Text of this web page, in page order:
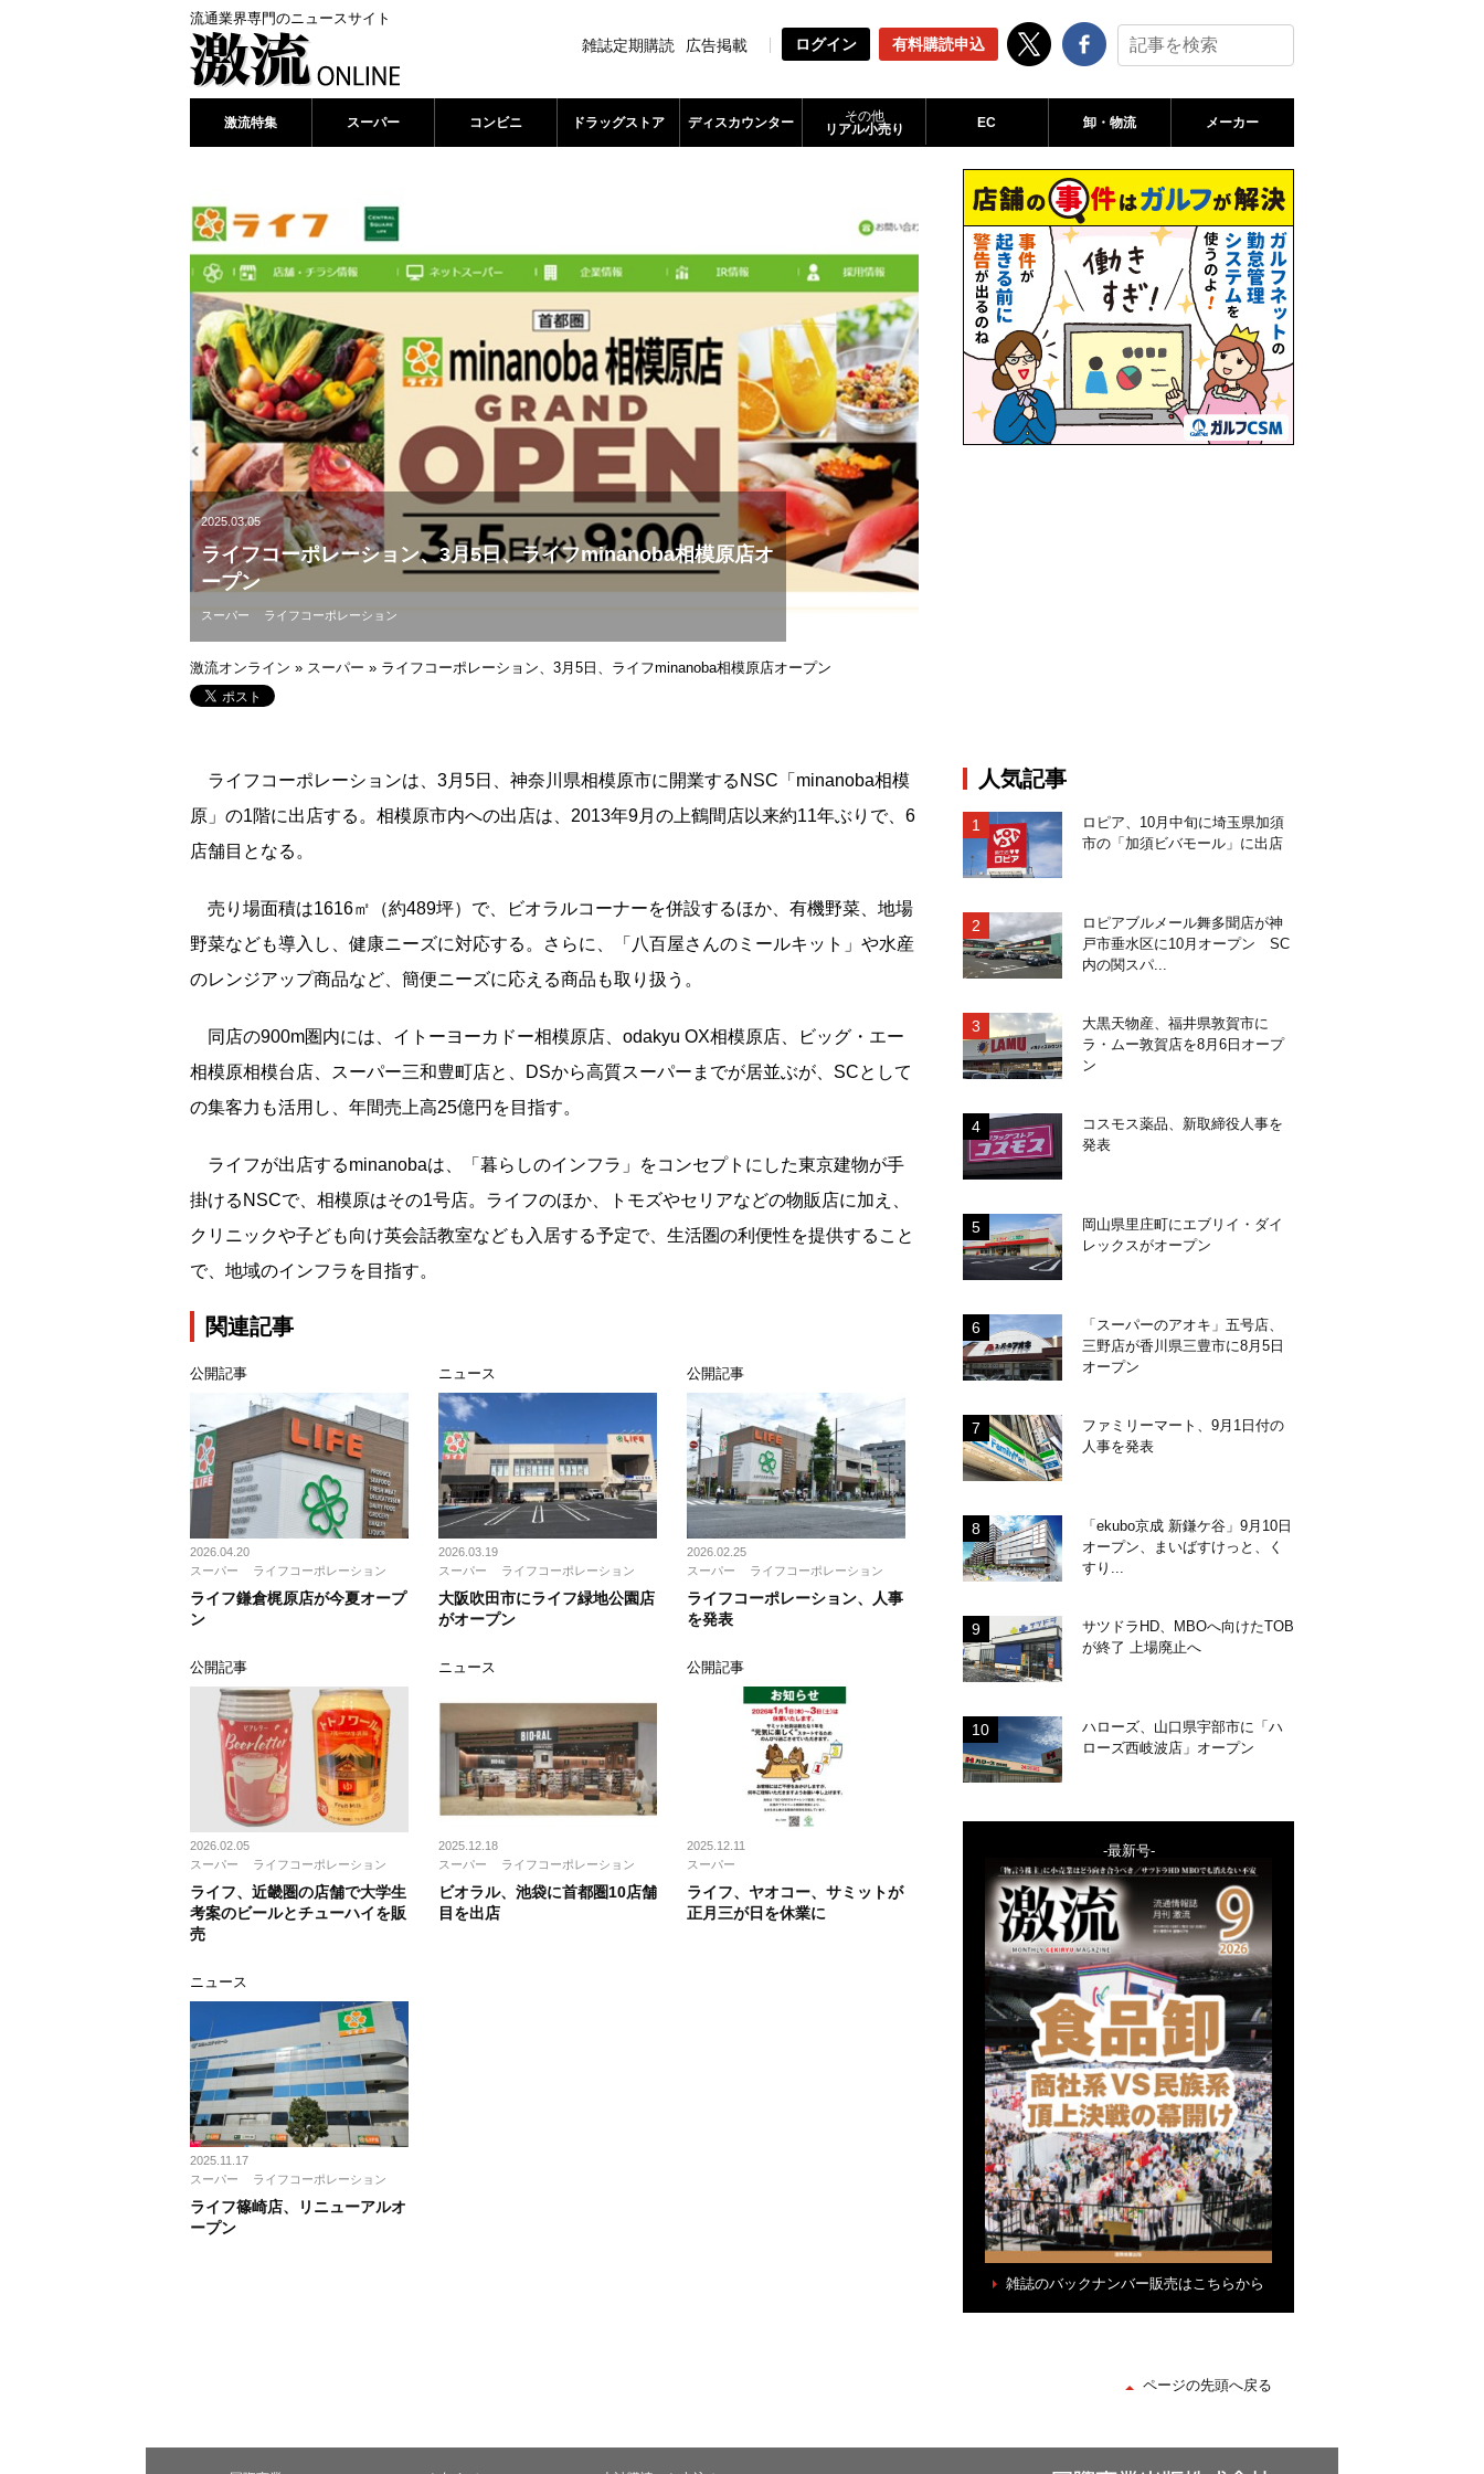
流通業界専門のニュースサイト
雑誌定期購読 広告掲載 ログイン 有料購読申込
激流特集 スーパー コンビニ ドラッグストア ディスカウンター
その他
リアル小売り
EC 卸・物流 メーカー
2025.03.05
ライフコーポレーション、3月5日、ライフminanoba相模原店オ
ープン
スーパー ライフコーポレーション
激流オンライン » スーパー » ライフコーポレーション、3月5日、ライフminanoba相模原店オープン
ライフコーポレーションは、3月5日、神奈川県相模原市に開業するNSC「minanoba相模
原」の1階に出店する。相模原市内への出店は、2013年9月の上鶴間店以来約11年ぶりで、6
店舗目となる。
売り場面積は1616㎡（約489坪）で、ビオラルコーナーを併設するほか、有機野菜、地場
野菜なども導入し、健康ニーズに対応する。さらに、「八百屋さんのミールキット」や水産
のレンジアップ商品など、簡便ニーズに応える商品も取り扱う。
同店の900m圏内には、イトーヨーカドー相模原店、odakyu OX相模原店、ビッグ・エー
相模原相模台店、スーパー三和豊町店と、DSから高質スーパーまでが居並ぶが、SCとして
の集客力も活用し、年間売上高25億円を目指す。
ライフが出店するminanobaは、「暮らしのインフラ」をコンセプトにした東京建物が手
掛けるNSCで、相模原はその1号店。ライフのほか、トモズやセリアなどの物販店に加え、
クリニックや子ども向け英会話教室なども入居する予定で、生活圏の利便性を提供すること
で、地域のインフラを目指す。
関連記事
公開記事
2026.04.20
スーパー
ライフコーポレーション
ライフ鎌倉梶原店が今夏オープ
ン
ニュース
2026.03.19
スーパー
ライフコーポレーション
大阪吹田市にライフ緑地公園店
がオープン
公開記事
2026.02.25
スーパー
ライフコーポレーション
ライフコーポレーション、人事
を発表
公開記事
2026.02.05
スーパー
ライフコーポレーション
ライフ、近畿圏の店舗で大学生
考案のビールとチューハイを販
売
ニュース
2025.12.18
スーパー
ライフコーポレーション
ビオラル、池袋に首都圏10店舗
目を出店
公開記事
2025.12.11
スーパー
ライフ、ヤオコー、サミットが
正月三が日を休業に
ニュース
2025.11.17
スーパー
ライフコーポレーション
ライフ篠崎店、リニューアルオ
ープン
人気記事
ロピア、10月中旬に埼玉県加須
市の「加須ビバモール」に出店
ロピアブルメール舞多聞店が神
戸市垂水区に10月オープン SC
内の関スパ...
大黒天物産、福井県敦賀市に
ラ・ムー敦賀店を8月6日オープ
ン
コスモス薬品、新取締役人事を
発表
岡山県里庄町にエブリイ・ダイ
レックスがオープン
「スーパーのアオキ」五号店、
三野店が香川県三豊市に8月5日
オープン
ファミリーマート、9月1日付の
人事を発表
「ekubo京成 新鎌ケ谷」9月10日
オープン、まいばすけっと、く
すり...
サツドラHD、MBOへ向けたTOB
が終了 上場廃止へ
ハローズ、山口県宇部市に「ハ
ローズ西岐波店」オープン
-最新号-
雑誌のバックナンバー販売はこちらから
ページの先頭へ戻る